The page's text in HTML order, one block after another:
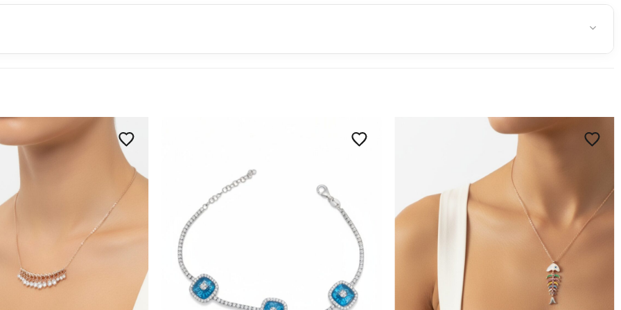
aynı gün içerisinde kargoya teslim edilir. 15:00 sonrası verilen siparişler en geç ertesi iş günü kargoya
çoğunlukla
'dir.
süresi ülkeye göre değişmekle birlikte ortalama 3–6 iş günü
Ortalama teslimat süresi 4–7 iş günü
içinde gerekçe göstermeden cayma ve iade hakkınız bulunmaktadır.